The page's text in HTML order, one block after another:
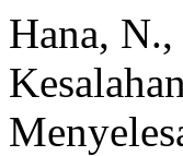
Hana,